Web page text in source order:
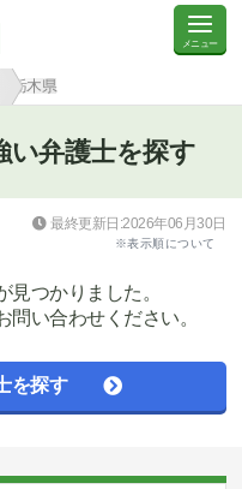
栃木県
い弁護士を探す
最終更新日:2026年06月30日
※表示順について
見つかりました。
問い合わせください。
を探す